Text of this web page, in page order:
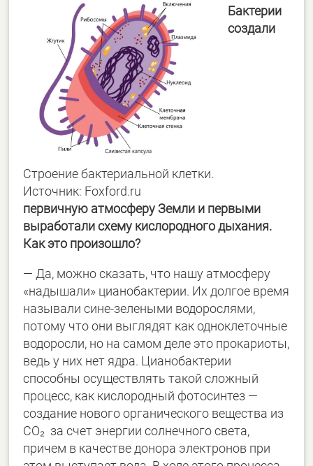
Строение бактериальной клетки.
Источник: Foxford.ru
Бактерии
создали
первичную атмосферу Земли и первыми
выработали схему кислородного дыхания.
Как это произошло?
― Да, можно сказать, что нашу атмосферу
«надышали» цианобактерии. Их долгое время
называли сине-зелеными водорослями,
потому что они выглядят как одноклеточные
водоросли, но на самом деле это прокариоты,
ведь у них нет ядра. Цианобактерии
способны осуществлять такой сложный
процесс, как кислородный фотосинтез ―
создание нового органического вещества из
CO₂ за счет энергии солнечного света,
причем в качестве донора электронов при